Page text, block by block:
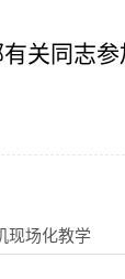
关同志参
现场化教学